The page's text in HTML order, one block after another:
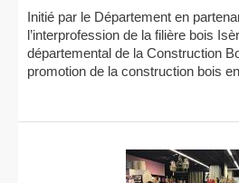
Initié par le Département en
l’interprofession de la filière bois
départemental de la Construction
promotion de la construction bois